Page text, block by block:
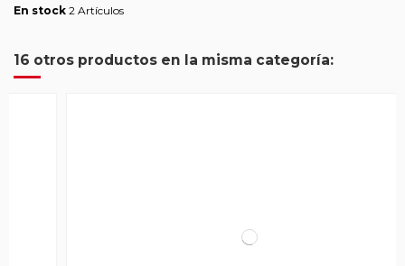
En stock 2 Artículos
16 otros productos en la misma categoría: